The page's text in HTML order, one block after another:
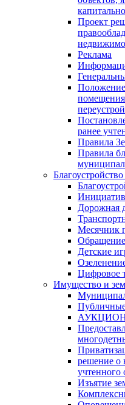
Проект
Реклама
ранее
Правила
Правила
Дорожная
Месячник
Детские
Цифровое
Имущество и
решение о
учтенного
Изъятие